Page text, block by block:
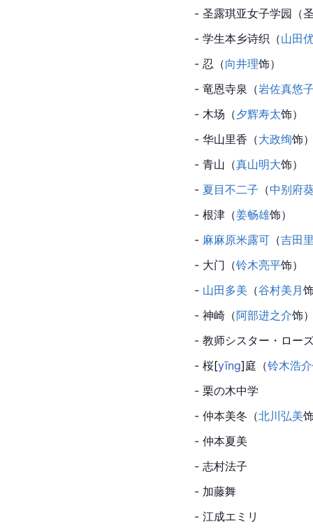
- 圣露琪亚女子学园（
- 学生本乡诗织（山田
- 忍（向井理饰）
- 竜恩寺泉（岩佐真悠
- 木场（夕辉寿太饰）
- 华山里香（大政绚饰
- 青山（真山明大饰）
- 夏目不二子 （中别府
- 根津（姜畅雄饰）
- 麻麻原米露可 （吉田
- 大门（铃木亮平饰）
- 山田多美 （谷村美月
- 神崎（阿部进之介饰
- 教师シスター・ロー
- 桜[yīng]庭（铃木浩介
- 栗の木中学
- 仲本美冬（北川弘美
- 仲本夏美
- 志村法子
- 加藤舞
- 江成エミリ